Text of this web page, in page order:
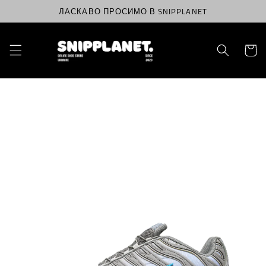
вмісту
ЛАСКАВО ПРОСИМО В SNIPPLANET